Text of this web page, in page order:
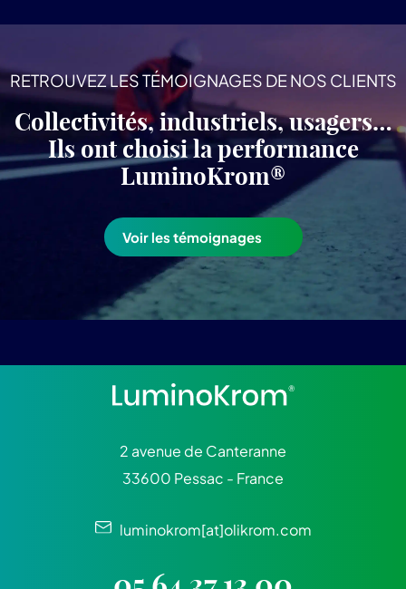
RETROUVEZ LES TÉMOIGNAGES DE NOS CLIENTS
Collectivités, industriels, usagers…
Ils ont choisi la performance
LuminoKrom®
Voir les témoignages
2 avenue de Canteranne
33600 Pessac - France
luminokrom[at]olikrom.com